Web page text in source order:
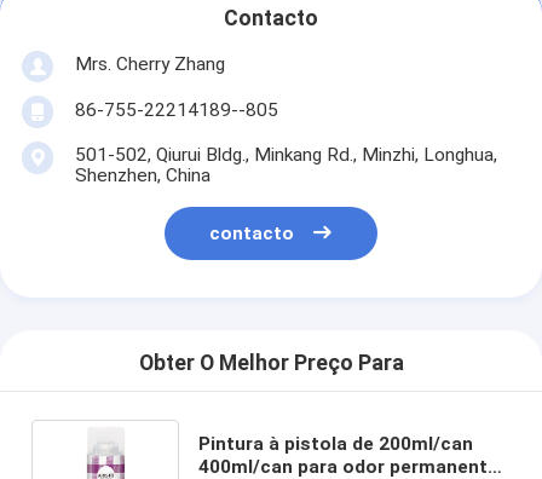
Contacto
Mrs. Cherry Zhang
86-755-22214189--805
501-502, Qiurui Bldg., Minkang Rd., Minzhi, Longhua,
Shenzhen, China
contacto
Obter O Melhor Preço Para
Pintura à pistola de 200ml/can
400ml/can para odor permanente